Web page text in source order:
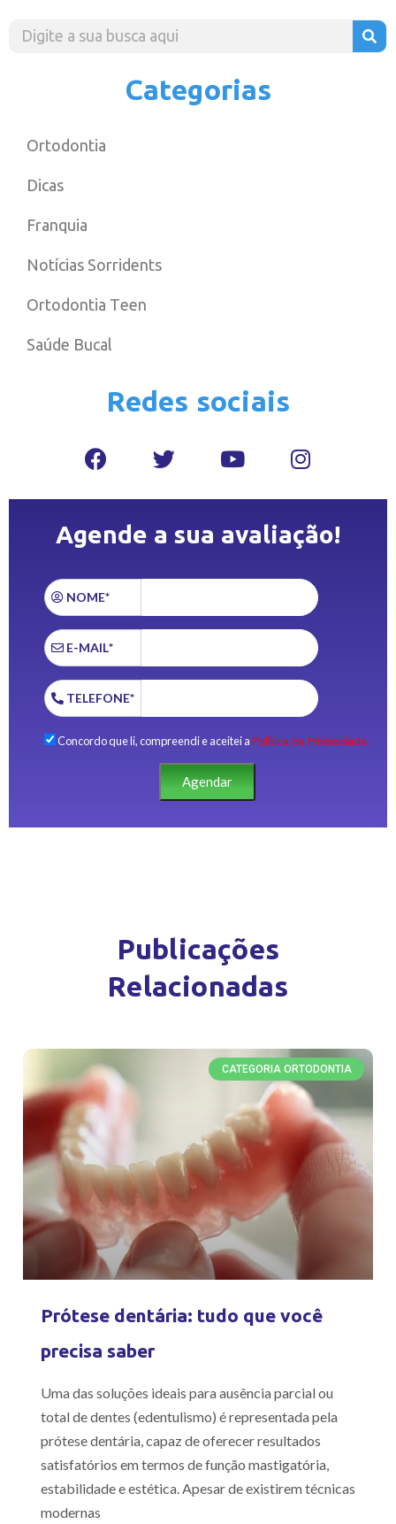
Categorias
Ortodontia
Dicas
Franquia
Notícias Sorridents
Ortodontia Teen
Saúde Bucal
Redes sociais
Agende a sua avaliação!
NOME*
E-MAIL*
TELEFONE*
Concordo que li, compreendi e aceitei a Política de Privacidade.
Agendar
Publicações
Relacionadas
CATEGORIA ORTODONTIA
Prótese dentária: tudo que você
precisa saber
Uma das soluções ideais para ausência parcial ou
total de dentes (edentulismo) é representada pela
prótese dentária, capaz de oferecer resultados
satisfatórios em termos de função mastigatória,
estabilidade e estética. Apesar de existirem técnicas
modernas